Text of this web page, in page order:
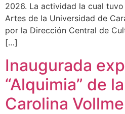
2026. La actividad la cual
Artes de la Universidad de
por la Dirección Central de
[…]
Inaugurada
“Alquimia” de
Carolina